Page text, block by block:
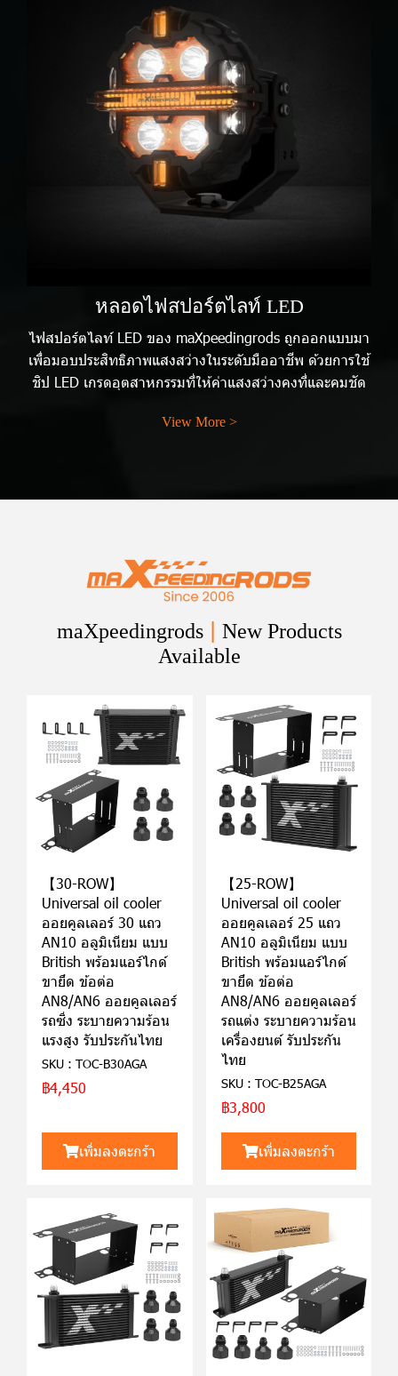
หลอดไฟสปอร์ตไลท์ LED
ไฟสปอร์ตไลท์ LED ของ maXpeedingrods ถูกออกแบบมา
เพื่อมอบประสิทธิภาพแสงสว่างในระดับมืออาชีพ ด้วยการใช้
ชิป LED เกรดอุตสาหกรรมที่ให้ค่าแสงสว่างคงที่และคมชัด
View More >
maXpeedingrods | New Products
Available
【30-ROW】
Universal oil cooler
ออยคูลเลอร์ 30 แถว
AN10 อลูมิเนียม แบบ
British พร้อมแอร์ไกด์
ขายึด ข้อต่อ
AN8/AN6 ออยคูลเลอร์
รถซิ่ง ระบายความร้อน
แรงสูง รับประกันไทย
SKU : TOC-B30AGA
฿4,450
เพิ่มลงตะกร้า
【25-ROW】
Universal oil cooler
ออยคูลเลอร์ 25 แถว
AN10 อลูมิเนียม แบบ
British พร้อมแอร์ไกด์
ขายึด ข้อต่อ
AN8/AN6 ออยคูลเลอร์
รถแต่ง ระบายความร้อน
เครื่องยนต์ รับประกัน
ไทย
SKU : TOC-B25AGA
฿3,800
เพิ่มลงตะกร้า